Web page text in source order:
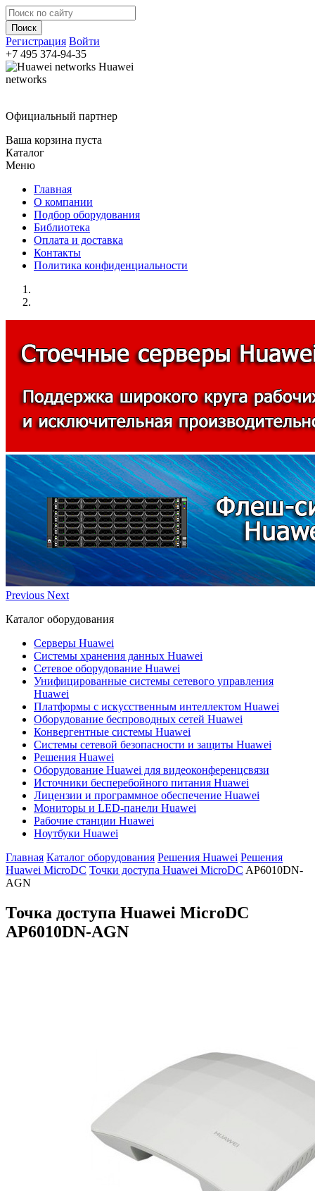
Регистрация Войти
+7 495 374-94-35
Huawei
networks
Официальный партнер
Ваша корзина пуста
Каталог
Меню
Главная
О компании
Подбор оборудования
Библиотека
Оплата и доставка
Контакты
Политика конфиденциальности
Previous Next
Каталог оборудования
Серверы Huawei
Системы хранения данных Huawei
Сетевое оборудование Huawei
Унифицированные системы сетевого управления
Huawei
Платформы с искусственным интеллектом Huawei
Оборудование беспроводных сетей Huawei
Конвергентные системы Huawei
Системы сетевой безопасности и защиты Huawei
Решения Huawei
Оборудование Huawei для видеоконференцсвязи
Источники бесперебойного питания Huawei
Лицензии и программное обеспечение Huawei
Мониторы и LED-панели Huawei
Рабочие станции Huawei
Ноутбуки Huawei
Главная Каталог оборудования Решения Huawei Решения
Huawei MicroDC Точки доступа Huawei MicroDC AP6010DN-
AGN
Точка доступа Huawei MicroDC
AP6010DN-AGN